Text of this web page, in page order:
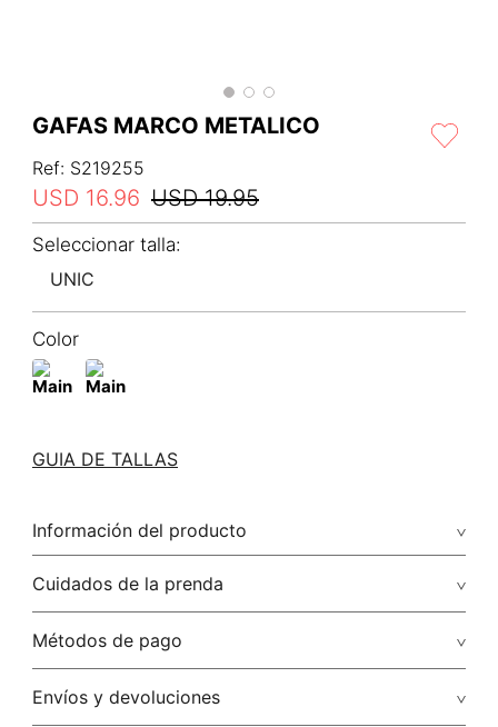
GAFAS MARCO METALICO
Ref: S219255
USD 19.95
USD 16.96
UNIC
Color
GUIA DE TALLAS
Información del producto
Cuidados de la prenda
Métodos de pago
Tarjetas de crédito: Visa, Dinners, Master Card y American
Envíos y devoluciones